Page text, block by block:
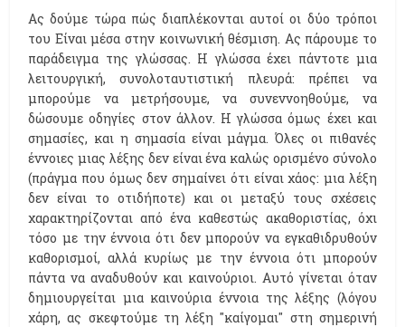
Ας δούμε τώρα πώς διαπλέκονται αυτοί οι δύο τρόποι
του Είναι μέσα στην κοινωνική θέσμιση. Ας πάρουμε το
παράδειγμα της γλώσσας. Η γλώσσα έχει πάντοτε μια
λειτουργική, συνολοταυτιστική πλευρά: πρέπει να
μπορούμε να μετρήσουμε, να συνεννοηθούμε, να
δώσουμε οδηγίες στον άλλον. Η γλώσσα όμως έχει και
σημασίες, και η σημασία είναι μάγμα. Όλες οι πιθανές
έννοιες μιας λέξης δεν είναι ένα καλώς ορισμένο σύνολο
(πράγμα που όμως δεν σημαίνει ότι είναι χάος: μια λέξη
δεν είναι το οτιδήποτε) και οι μεταξύ τους σχέσεις
χαρακτηρίζονται από ένα καθεστώς ακαθοριστίας, όχι
τόσο με την έννοια ότι δεν μπορούν να εγκαθιδρυθούν
καθορισμοί, αλλά κυρίως με την έννοια ότι μπορούν
πάντα να αναδυθούν και καινούριοι. Αυτό γίνεται όταν
δημιουργείται μια καινούρια έννοια της λέξης (λόγου
χάρη, ας σκεφτούμε τη λέξη "καίγομαι" στη σημερινή